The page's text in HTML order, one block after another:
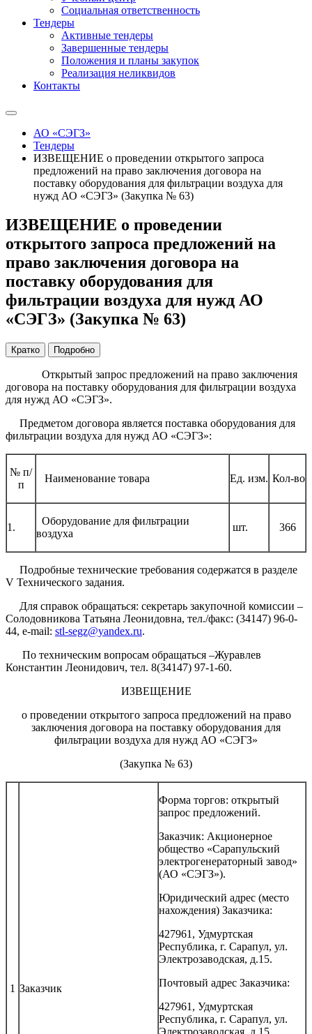
Социальная ответственность
Тендеры
Активные тендеры
Завершенные тендеры
Положения и планы закупок
Реализация неликвидов
Контакты
АО «СЭГЗ»
Тендеры
ИЗВЕЩЕНИЕ о проведении открытого запроса
предложений на право заключения договора на
поставку оборудования для фильтрации воздуха для
нужд АО «СЭГЗ» (Закупка № 63)
ИЗВЕЩЕНИЕ о проведении
открытого запроса предложений на
право заключения договора на
поставку оборудования для
фильтрации воздуха для нужд АО
«СЭГЗ» (Закупка № 63)
Кратко Подробно
Открытый запрос предложений на право заключения
договора на поставку оборудования для фильтрации воздуха
для нужд АО «СЭГЗ».
Предметом договора является поставка оборудования для
фильтрации воздуха для нужд АО «СЭГЗ»:
№ п/
п
Наименование товара Ед. изм. Кол-во
1.
Оборудование для фильтрации
воздуха
шт. 366
Подробные технические требования содержатся в разделе
V Технического задания.
Для справок обращаться: секретарь закупочной комиссии –
Солодовникова Татьяна Леонидовна, тел./факс: (34147) 96-0-
44, e-mail: stl-segz@yandex.ru.
По техническим вопросам обращаться –Журавлев
Константин Леонидович, тел. 8(34147) 97-1-60.
ИЗВЕЩЕНИЕ
о проведении открытого запроса предложений на право
заключения договора на поставку оборудования для
фильтрации воздуха для нужд АО «СЭГЗ»
(Закупка № 63)
1 Заказчик
Форма торгов: открытый
запрос предложений.
Заказчик: Акционерное
общество «Сарапульский
электрогенераторный завод»
(АО «СЭГЗ»).
Юридический адрес (место
нахождения) Заказчика:
427961, Удмуртская
Республика, г. Сарапул, ул.
Электрозаводская, д.15.
Почтовый адрес Заказчика:
427961, Удмуртская
Республика, г. Сарапул, ул.